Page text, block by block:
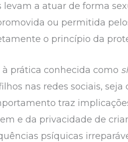
a atuar de forma
ou permitida
o princípio da
prática conhecida como
nas redes sociais, seja
traz
e da privacidade de
psíquicas